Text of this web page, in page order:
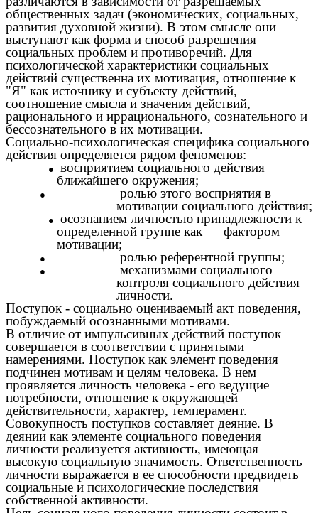
общественных задач (экономических, социальных,
развития духовной жизни). В этом смысле они
выступают как форма и способ разрешения
социальных проблем и противоречий. Для
психологической характеристики социальных
действий существенна их мотивация, отношение к
"Я" как источнику и субъекту действий,
соотношение смысла и значения действий,
рационального и иррационального, сознательного и
бессознательного в их мотивации.
Социально-психологическая специфика социального
действия определяется рядом феноменов:
восприятием социального действия
ближайшего окружения;
ролью этого восприятия в
мотивации социального действия;
осознанием личностью принадлежности к
определенной группе как фактором
мотивации;
ролью референтной группы;
механизмами социального
контроля социального действия
личности.
Поступок - социально оцениваемый акт поведения,
побуждаемый осознанными мотивами.
В отличие от импульсивных действий поступок
совершается в соответствии с принятыми
намерениями. Поступок как элемент поведения
подчинен мотивам и целям человека. В нем
проявляется личность человека - его ведущие
потребности, отношение к окружающей
действительности, характер, темперамент.
Совокупность поступков составляет деяние. В
деянии как элементе социального поведения
личности реализуется активность, имеющая
высокую социальную значимость. Ответственность
личности выражается в ее способности предвидеть
социальные и психологические последствия
собственной активности.